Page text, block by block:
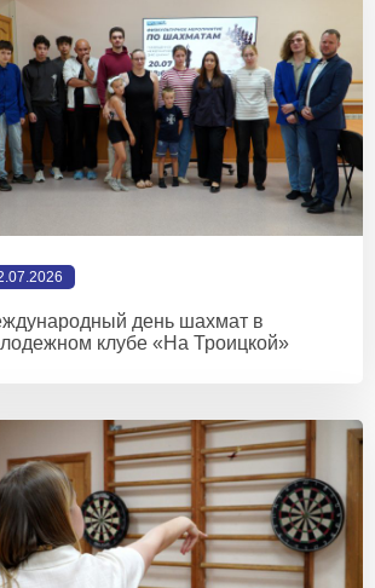
день шахмат в
клубе «На Троицкой»